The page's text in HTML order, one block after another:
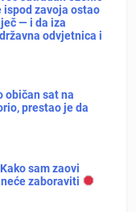
ispod zavoja ostao
— i da iza
odvjetnica i
običan sat na
prestao je da
sam zaovi
zaboraviti